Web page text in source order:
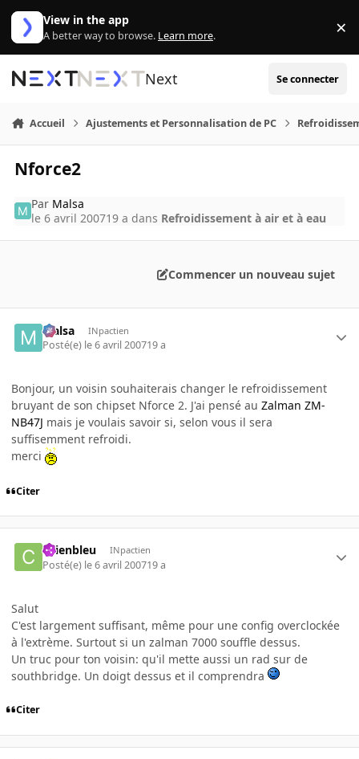
Aller au contenu
View in the app
A better way to browse. Learn more. ×
Next Se connecter
Accueil Ajustements et Personnalisation de PC
Nforce2
Par Malsa
le 6 avril 200719 a dans Refroidissement à air et à eau
Commencer un nouveau sujet
Malsa INpactien
Posté(e) le 6 avril 200719 a
Bonjour, un voisin souhaiterais changer le refroidissement
bruyant de son chipset Nforce 2. J'ai pensé au Zalman ZM-
NB47J mais je voulais savoir si, selon vous il sera
suffisemment refroidi.
merci
Citer
chienbleu INpactien
Posté(e) le 6 avril 200719 a
Salut
C'est largement suffisant, même pour une config overclockée
à l'extrème. Surtout si un zalman 7000 souffle dessus.
Un truc pour ton voisin: qu'il mette aussi un rad sur de
southbridge. Un doigt dessus et il comprendra
Citer